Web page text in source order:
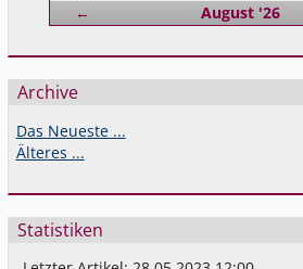
← August '26
Archive
Das Neueste ...
Älteres ...
Statistiken